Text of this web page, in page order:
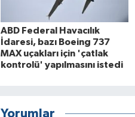
ABD Federal Havacılık
İdaresi, bazı Boeing 737
MAX uçakları için 'çatlak
kontrolü' yapılmasını istedi
Yorumlar